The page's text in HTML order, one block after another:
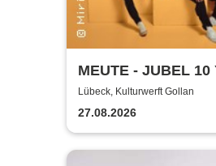
MEUTE - JUBEL 10
Lübeck, Kulturwerft Gollan
27.08.2026